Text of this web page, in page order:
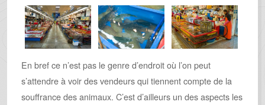
En bref ce n’est pas le genre d’endroit où l’on peut
s’attendre à voir des vendeurs qui tiennent compte de la
souffrance des animaux. C’est d’ailleurs un des aspects les